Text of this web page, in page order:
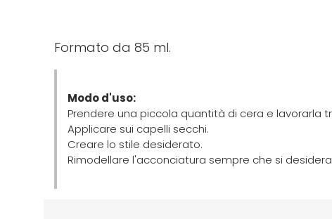
Formato da 85 ml.
Modo d'uso:
Prendere una piccola quantità di cera e lavorarla
Applicare sui capelli secchi.
Creare lo stile desiderato.
Rimodellare l'acconciatura sempre che si